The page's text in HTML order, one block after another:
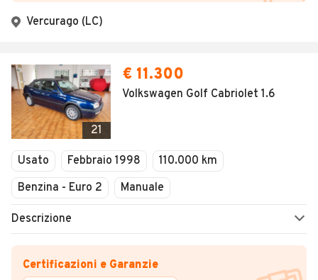
Vercurago (LC)
21
€ 11.300
Volkswagen Golf Cabriolet 1.6
Usato Febbraio 1998
110.000 km
Benzina - Euro 2
Manuale
Descrizione
Certificazioni e Garanzie